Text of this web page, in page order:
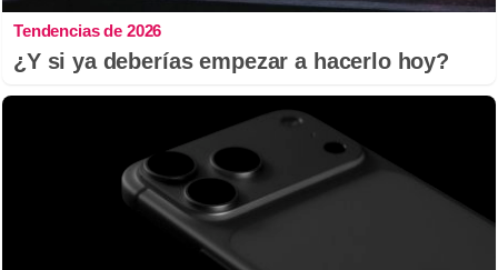
Tendencias de 2026
¿Y si ya deberías empezar a hacerlo hoy?